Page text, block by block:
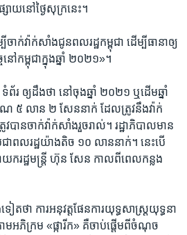
សាយ​នៅ​ថ្ងៃ​សុក្រ​នេះ។
ាក់​វ៉ាក់សាំង​ជូន​ពលរដ្ឋ​កម្ពុជា ដើម្បី​ធានា​ឲ្យ​
ៅ​កម្ពុជា​ក្នុង​ឆ្នាំ​ ២០២១»។
រ ​ឲ្យ​ដឹង​ថា​ នៅ​ចុង​ឆ្នាំ​ ២០២១ ឬ​ដើម​ឆ្នាំ​
ណ​ ៥​ លាន ​២ ​សែន​នាក់ ដែលត្រូវ​នឹង​វ៉ាក់​
ាន​ចាក់​វ៉ាក់​សាំង​រួច​រាល់។ រដ្ឋាភិបាល​មាន​
ពលរដ្ឋ​យ៉ាង​តិច ​១០​ លាន​នាក់។ នេះ​បើ​
ករដ្ឋមន្រ្តី ហ៊ុន សែន កាល​ពី​ពេល​កន្លង​
ត​ថា​ ការ​អនុវត្ត​ផែនការ​យុទ្ធសាស្រ្ត​យុទ្ធនា
ាម​អភិ​ក្រម «ផ្ការីក» គឺ​ចាប់​ផ្តើម​ពី​ចំណុច​